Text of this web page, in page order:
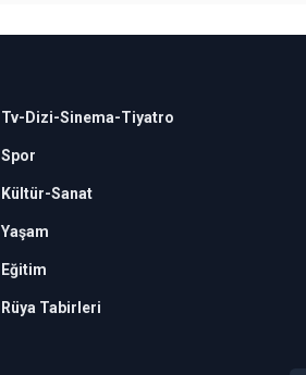
Tv-Dizi-Sinema-Tiyatro
Spor
Kültür-Sanat
Yaşam
Eğitim
Rüya Tabirleri